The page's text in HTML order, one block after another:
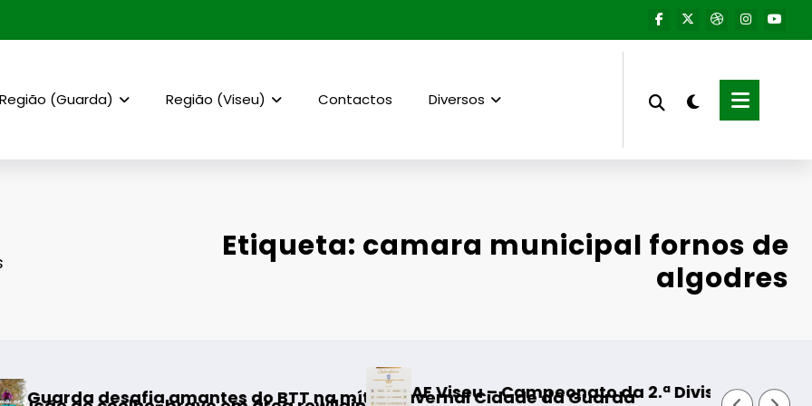
Região (Guarda) Região (Viseu) Contactos Diversos
Etiqueta: camara municipal fornos de
algodres
amantes do BTT na mítica Invernal Cidade da GuardaAF Viseu – Campeonato da 2.ª Divisão Distrital – ISOJOFER
Fornos de Algodres